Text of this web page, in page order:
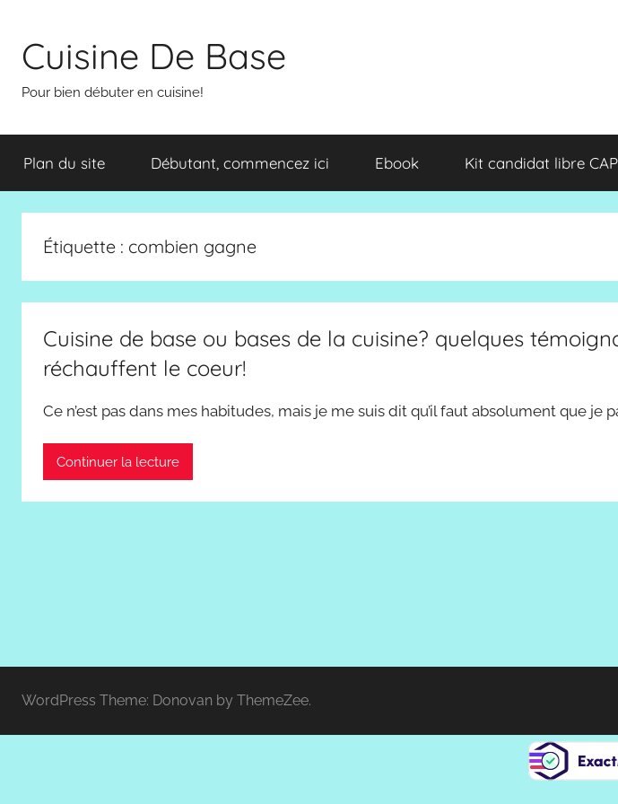
contenu
Cuisine De Base
Pour bien débuter en cuisine!
Plan du site Débutant, commencez ici Ebook Kit candidat libre
Étiquette : combien gagne
Cuisine de base ou bases de la cuisine? quelques
réchauffent le coeur!
Ce n’est pas dans mes habitudes, mais je me suis dit qu’il faut absolument que je
Continuer la lecture
WordPress Theme: Donovan by ThemeZee.